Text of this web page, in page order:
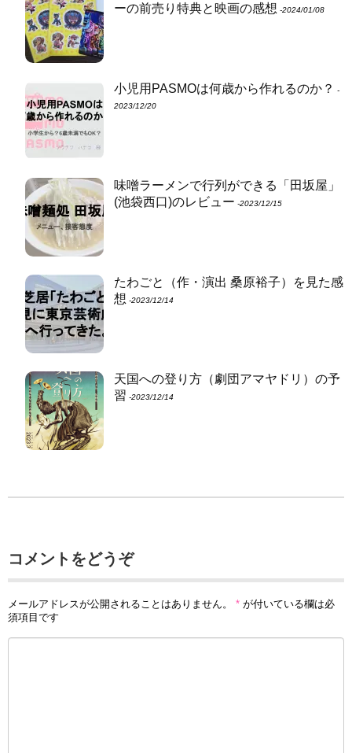
ーの前売り特典と映画の感想 ‐2024/01/08
小児用PASMOは何歳から作れるのか？
‐
2023/12/20
味噌ラーメンで行列ができる「田坂屋」
(池袋西口)のレビュー ‐2023/12/15
たわごと（作・演出 桑原裕子）を見た感
想 ‐2023/12/14
天国への登り方（劇団アマヤドリ）の予
習 ‐2023/12/14
コメントをどうぞ
メールアドレスが公開されることはありません。 * が付いている欄は必
須項目です